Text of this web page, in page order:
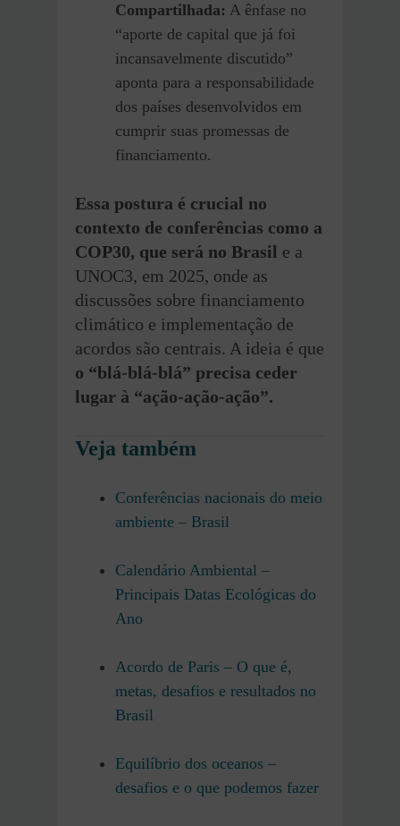
Compartilhada: A ênfase no
“aporte de capital que já foi
incansavelmente discutido”
aponta para a responsabilidade
dos países desenvolvidos em
cumprir suas promessas de
financiamento.
Essa postura é crucial no
contexto de conferências como a
COP30, que será no Brasil e a
UNOC3, em 2025, onde as
discussões sobre financiamento
climático e implementação de
acordos são centrais. A ideia é que
o “blá-blá-blá” precisa ceder
lugar à “ação-ação-ação”.
Veja também
Conferências nacionais do meio
ambiente – Brasil
Calendário Ambiental –
Principais Datas Ecológicas do
Ano
Acordo de Paris – O que é,
metas, desafios e resultados no
Brasil
Equilíbrio dos oceanos –
desafios e o que podemos fazer